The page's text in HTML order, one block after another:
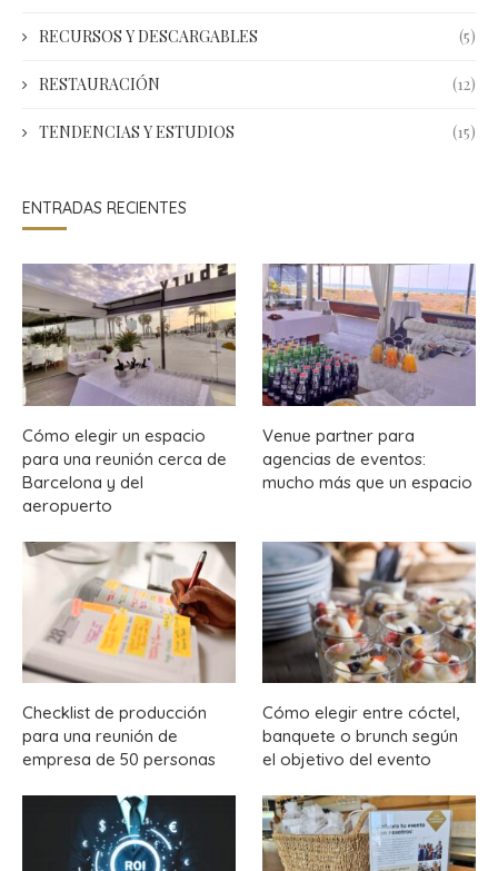
RECURSOS Y DESCARGABLES (5)
RESTAURACIÓN (12)
TENDENCIAS Y ESTUDIOS (15)
ENTRADAS RECIENTES
Cómo elegir un espacio
para una reunión cerca de
Barcelona y del
aeropuerto
Venue partner para
agencias de eventos:
mucho más que un espacio
Checklist de producción
para una reunión de
empresa de 50 personas
Cómo elegir entre cóctel,
banquete o brunch según
el objetivo del evento